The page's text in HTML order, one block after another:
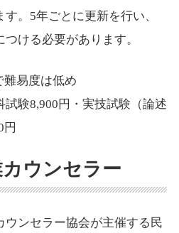
。5年ごとに更新を行い、
ける必要があります。
難易度は低め
験8,900円・実技試験（論述
円
ウンセラー
ウンセラー協会が主催する民